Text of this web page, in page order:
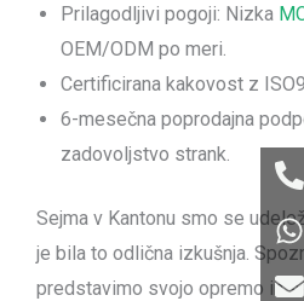
Prilagodljivi pogoji: Nizka
OEM/ODM po meri.
Certificirana kakovost z
6-mesečna poprodajna
zadovoljstvo strank.
Sejma v Kantonu smo se
je bila to odlična izkušnja.
predstavimo svojo opremo in